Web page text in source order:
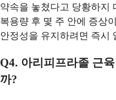
약속을 놓쳤다고 당황하지
복용량 후 몇 주 안에 증상
안정성을 유지하려면 즉시
Q4. 아리피프라졸 근
까?